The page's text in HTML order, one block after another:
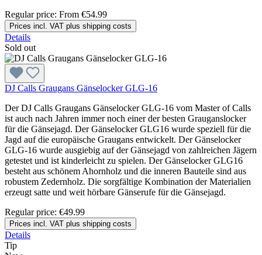
Regular price: From €54.99
Prices incl. VAT plus shipping costs
Details
Sold out
DJ Calls Graugans Gänselocker GLG-16
Der DJ Calls Graugans Gänselocker GLG-16 vom Master of Calls
ist auch nach Jahren immer noch einer der besten Grauganslocker
für die Gänsejagd. Der Gänselocker GLG16 wurde speziell für die
Jagd auf die europäische Graugans entwickelt. Der Gänselocker
GLG-16 wurde ausgiebig auf der Gänsejagd von zahlreichen Jägern
getestet und ist kinderleicht zu spielen. Der Gänselocker GLG16
besteht aus schönem Ahornholz und die inneren Bauteile sind aus
robustem Zedernholz. Die sorgfältige Kombination der Materialien
erzeugt satte und weit hörbare Gänserufe für die Gänsejagd.
Regular price: €49.99
Prices incl. VAT plus shipping costs
Details
Tip